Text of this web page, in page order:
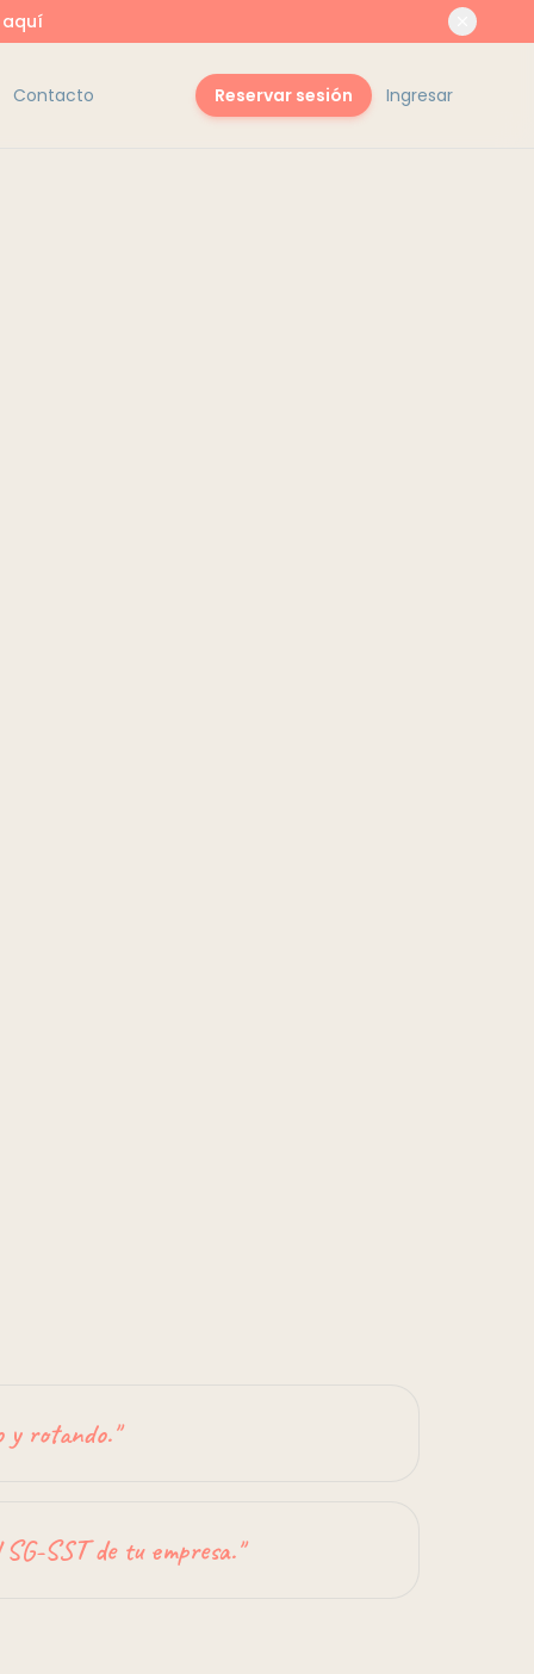
aquí
Contacto Reservar sesión Ingresar
y rotando."
SST de tu empresa."